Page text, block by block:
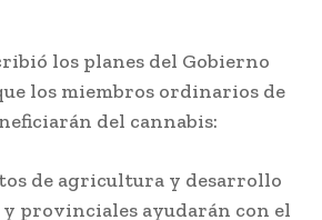
los planes del Gobierno
los miembros ordinarios de
del cannabis:
de agricultura y desarrollo
provinciales ayudarán con el